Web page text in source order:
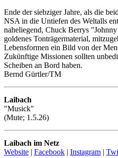
Ende der siebziger Jahre, als die
NSA in die Untiefen des Weltalls
naheliegend, Chuck Berrys
goldenes Tonträgermaterial,
Lebensformen ein Bild von der
Zukünftige Missionen sollten
Scheiben an Bord haben.
Bernd Gürtler/TM
Laibach
"Musick"
(Mute; 1.5.26)
Laibach im Netz
Website | Facebook | Instagram |